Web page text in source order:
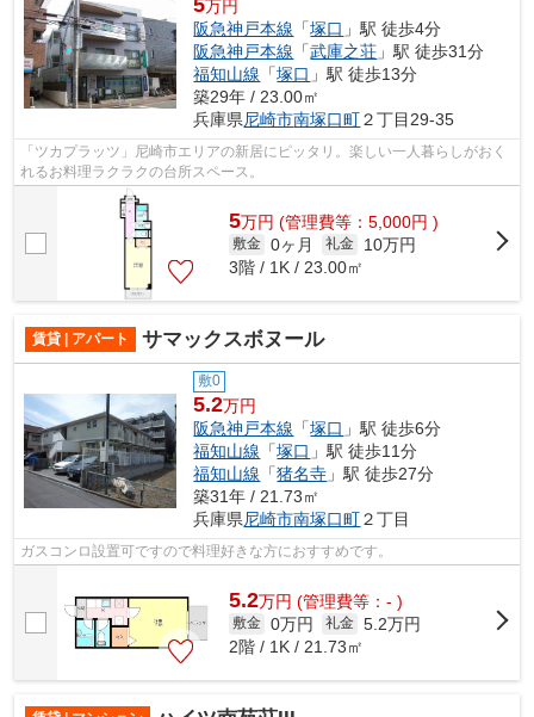
5万円
阪急神戸本線 「塚口 」駅 徒歩4分
阪急神戸本線 「武庫之荘 」駅 徒歩31分
福知山線 「塚口 」駅 徒歩13分
築29年 / 23.00㎡
兵庫県尼崎市南塚口町２丁目29-35
「ツカプラッツ」尼崎市エリアの新居にピッタリ。楽しい一人暮らしがおく
れるお料理ラクラクの台所スペース。
5万円 (管理費等：5,000円 )
敷金 0ヶ月 礼金
10万円
3階 / 1K / 23.00㎡
賃貸 | アパート サマックスボヌール
敷0
5.2万円
阪急神戸本線 「塚口 」駅 徒歩6分
福知山線 「塚口 」駅 徒歩11分
福知山線 「猪名寺 」駅 徒歩27分
築31年 / 21.73㎡
兵庫県尼崎市南塚口町２丁目
ガスコンロ設置可ですので料理好きな方におすすめです。
5.2万円 (管理費等：- )
敷金 0万円 礼金 5.2万円
2階 / 1K / 21.73㎡